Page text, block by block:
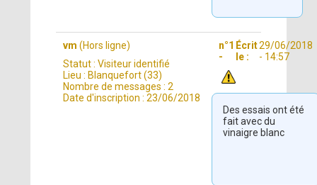
vm (Hors ligne)
Statut : Visiteur identifié
Lieu : Blanquefort (33)
Nombre de messages : 2
Date d'inscription : 23/06/2018
n°1
-
Écrit
le :
29/06/2018
- 14:57
Des essais ont été
fait avec du
vinaigre blanc